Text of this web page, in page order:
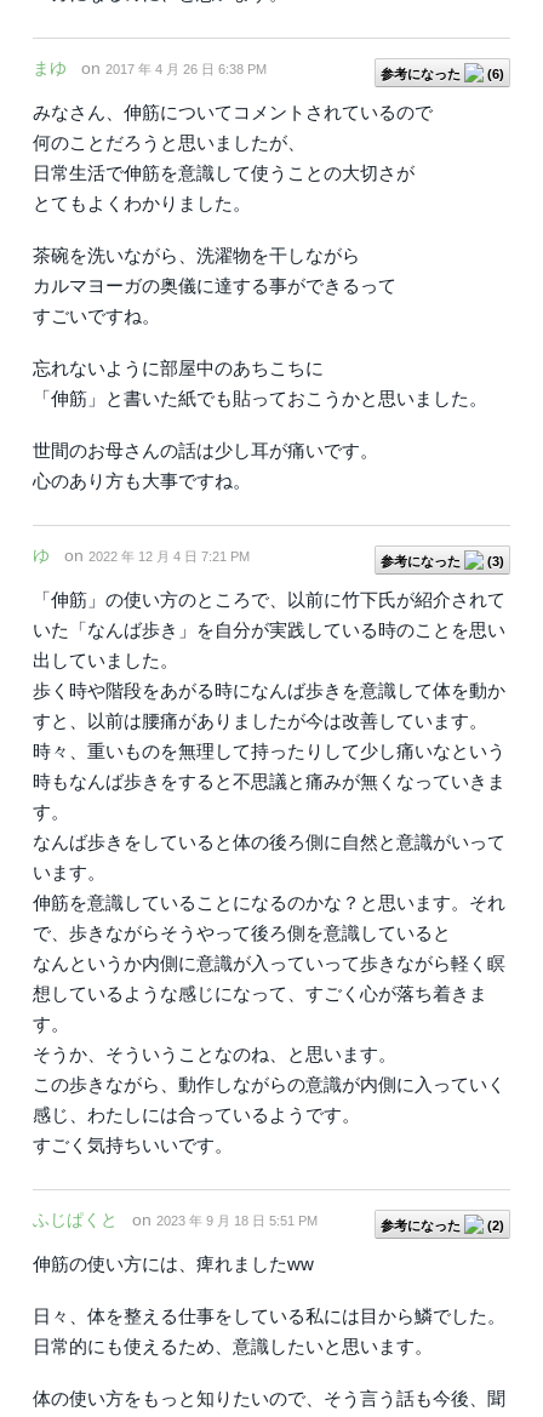
参考になった (6)
まゆ on 2017 年 4 月 26 日 6:38 PM
みなさん、伸筋についてコメントされているので
何のことだろうと思いましたが、
日常生活で伸筋を意識して使うことの大切さが
とてもよくわかりました。
茶碗を洗いながら、洗濯物を干しながら
カルマヨーガの奥儀に達する事ができるって
すごいですね。
忘れないように部屋中のあちこちに
「伸筋」と書いた紙でも貼っておこうかと思いました。
世間のお母さんの話は少し耳が痛いです。
心のあり方も大事ですね。
参考になった (3)
ゆ on 2022 年 12 月 4 日 7:21 PM
「伸筋」の使い方のところで、以前に竹下氏が紹介されて
いた「なんば歩き」を自分が実践している時のことを思い
出していました。
歩く時や階段をあがる時になんば歩きを意識して体を動か
すと、以前は腰痛がありましたが今は改善しています。
時々、重いものを無理して持ったりして少し痛いなという
時もなんば歩きをすると不思議と痛みが無くなっていきま
す。
なんば歩きをしていると体の後ろ側に自然と意識がいって
います。
伸筋を意識していることになるのかな？と思います。それ
で、歩きながらそうやって後ろ側を意識していると
なんというか内側に意識が入っていって歩きながら軽く瞑
想しているような感じになって、すごく心が落ち着きま
す。
そうか、そういうことなのね、と思います。
この歩きながら、動作しながらの意識が内側に入っていく
感じ、わたしには合っているようです。
すごく気持ちいいです。
参考になった (2)
ふじぱくと on 2023 年 9 月 18 日 5:51 PM
伸筋の使い方には、痺れましたww
日々、体を整える仕事をしている私には目から鱗でした。
日常的にも使えるため、意識したいと思います。
体の使い方をもっと知りたいので、そう言う話も今後、聞